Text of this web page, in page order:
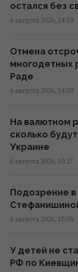
17:04 четверг, 06
кого теперь
16:57 четверг, 06
В Фонде
15:58 четверг, 06
Когда у
15:45 четверг, 06
В Румынии
15:40 четверг, 06
остался без
6 августа 2026, 14:55
Отмена
многодетных
Раде
6 августа 2026, 14:50
На валютном
сколько
Украине
6 августа 2026, 10:27
Подозрение
6 августа 2026, 10:05
У детей не
РФ по